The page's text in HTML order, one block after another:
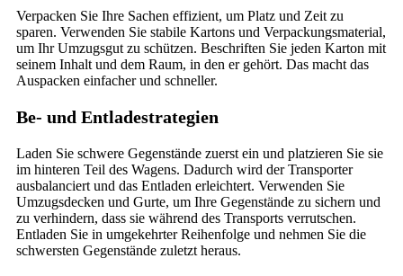
Verpacken Sie Ihre Sachen effizient, um Platz und Zeit zu
sparen. Verwenden Sie stabile Kartons und Verpackungsmaterial,
um Ihr Umzugsgut zu schützen. Beschriften Sie jeden Karton mit
seinem Inhalt und dem Raum, in den er gehört. Das macht das
Auspacken einfacher und schneller.
Be- und Entladestrategien
Laden Sie schwere Gegenstände zuerst ein und platzieren Sie sie
im hinteren Teil des Wagens. Dadurch wird der Transporter
ausbalanciert und das Entladen erleichtert. Verwenden Sie
Umzugsdecken und Gurte, um Ihre Gegenstände zu sichern und
zu verhindern, dass sie während des Transports verrutschen.
Entladen Sie in umgekehrter Reihenfolge und nehmen Sie die
schwersten Gegenstände zuletzt heraus.